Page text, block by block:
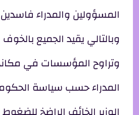
المسؤولين والمدراء
وبالتالي يقيد الجميع
وتراوح المؤسسات في
المدراء حسب سياسة